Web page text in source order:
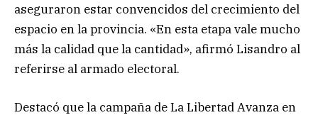
aseguraron estar convencidos del crecimiento del
espacio en la provincia. «En esta etapa vale mucho
más la calidad que la cantidad», afirmó Lisandro al
referirse al armado electoral.
Destacó que la campaña de La Libertad Avanza en